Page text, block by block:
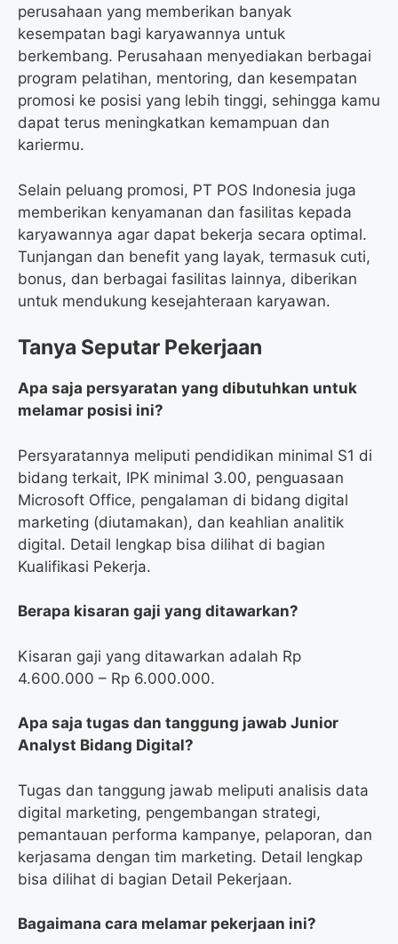
perusahaan yang memberikan banyak
kesempatan bagi karyawannya untuk
berkembang. Perusahaan menyediakan berbagai
program pelatihan, mentoring, dan kesempatan
promosi ke posisi yang lebih tinggi, sehingga kamu
dapat terus meningkatkan kemampuan dan
kariermu.
Selain peluang promosi, PT POS Indonesia juga
memberikan kenyamanan dan fasilitas kepada
karyawannya agar dapat bekerja secara optimal.
Tunjangan dan benefit yang layak, termasuk cuti,
bonus, dan berbagai fasilitas lainnya, diberikan
untuk mendukung kesejahteraan karyawan.
Tanya Seputar Pekerjaan
Apa saja persyaratan yang dibutuhkan untuk
melamar posisi ini?
Persyaratannya meliputi pendidikan minimal S1 di
bidang terkait, IPK minimal 3.00, penguasaan
Microsoft Office, pengalaman di bidang digital
marketing (diutamakan), dan keahlian analitik
digital. Detail lengkap bisa dilihat di bagian
Kualifikasi Pekerja.
Berapa kisaran gaji yang ditawarkan?
Kisaran gaji yang ditawarkan adalah Rp
4.600.000 – Rp 6.000.000.
Apa saja tugas dan tanggung jawab Junior
Analyst Bidang Digital?
Tugas dan tanggung jawab meliputi analisis data
digital marketing, pengembangan strategi,
pemantauan performa kampanye, pelaporan, dan
kerjasama dengan tim marketing. Detail lengkap
bisa dilihat di bagian Detail Pekerjaan.
Bagaimana cara melamar pekerjaan ini?